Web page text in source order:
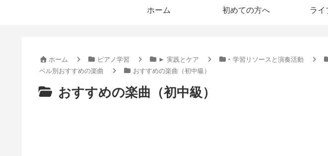
ホーム 初めての方へ ライ
ホーム ピアノ学習 ► 実践とケア ‣ 学習リソースと演奏活動
ベル別おすすめの楽曲
おすすめの楽曲（初中級）
おすすめの楽曲（初中級）